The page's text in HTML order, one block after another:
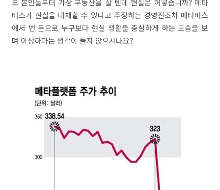
도 본인들부터 가상 부동산을 살 텐데 현실은 어떻습니까? 메타
버스가 현실을 대체할 수 있다고 주장하는 경영진조차 메타버스
에서 번 돈으로 누구보다 현실 생활을 충실하게 하는 모습을 보
며 이상하다는 생각이 들지 않으시나요?